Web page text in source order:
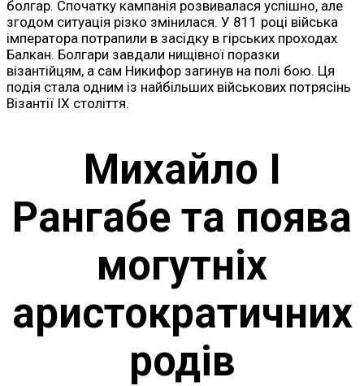
болгар. Спочатку кампанія розвивалася успішно, але
згодом ситуація різко змінилася. У 811 році війська
імператора потрапили в засідку в гірських проходах
Балкан. Болгари завдали нищівної поразки
візантійцям, а сам Никифор загинув на полі бою. Ця
подія стала одним із найбільших військових потрясінь
Візантії IX століття.
Михайло I
Рангабе та поява
могутніх
аристократичних
родів